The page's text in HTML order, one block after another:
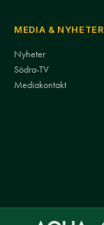
MEDIA & NYHETER
Nyheter
Södra-TV
Mediakontakt